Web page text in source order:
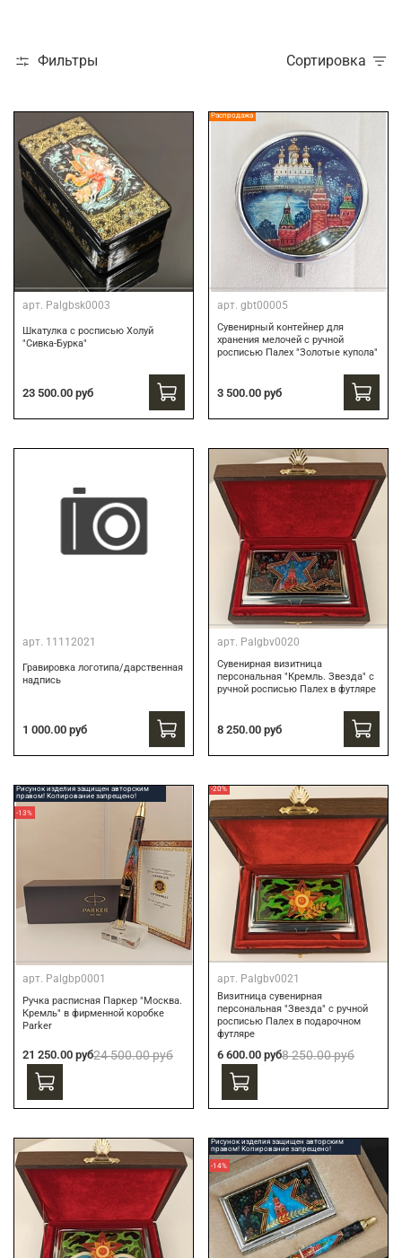
Фильтры Сортировка
арт. Palgbsk0003
Шкатулка с росписью Холуй
"Сивка-Бурка"
23 500.00 руб
Распродажа
арт. gbt00005
Сувенирный контейнер для
хранения мелочей с ручной
росписью Палех "Золотые купола"
3 500.00 руб
арт. 11112021
Гравировка логотипа/дарственная
надпись
1 000.00 руб
арт. Palgbv0020
Сувенирная визитница
персональная "Кремль. Звезда" с
ручной росписью Палех в футляре
8 250.00 руб
Рисунок изделия защищен авторским
правом! Копирование запрещено!
-13%
арт. Palgbp0001
Ручка расписная Паркер "Москва.
Кремль" в фирменной коробке
Parker
21 250.00 руб24 500.00 руб
-20%
арт. Palgbv0021
Визитница сувенирная
персональная "Звезда" с ручной
росписью Палех в подарочном
футляре
6 600.00 руб8 250.00 руб
Рисунок изделия защищен авторским
правом! Копирование запрещено!
-14%